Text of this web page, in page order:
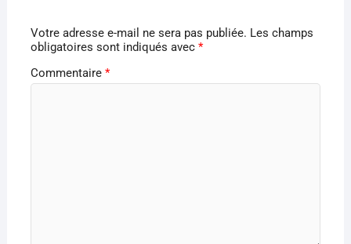
Votre adresse e-mail ne sera pas publiée. Les champs
obligatoires sont indiqués avec *
Commentaire *